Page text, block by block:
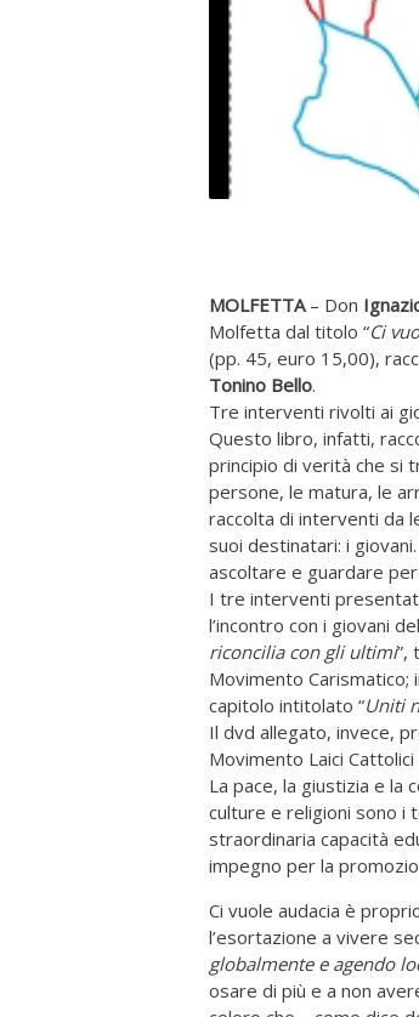
MOLFETTA– Don
Molfetta dal titolo “Ci
(pp. 45, euro 15,00),
Tonino Bello.
Tre interventi rivolti ai
Questo libro, infatti,
principio di verità che si
persone, le matura, le
raccolta di interventi da
suoi destinatari: i
ascoltare e guardare
I tre interventi
l’incontro con i giovani
riconcilia con gli ultimi”,
Movimento Carismatico;
capitolo intitolato “Uniti
Il dvd allegato, invece,
Movimento Laici
La pace, la giustizia e la
culture e religioni sono i
straordinaria capacità
impegno per la
Ci vuole audacia è
l’esortazione a vivere
globalmente e agendo
osare di più e a non